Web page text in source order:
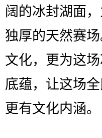
阔的冰封湖面
独厚的天然赛
文化，更为这
底蕴，让这场
更有文化内涵。